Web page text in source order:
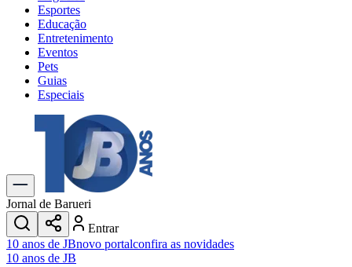
Esportes
Educação
Entretenimento
Eventos
Pets
Guias
Especiais
Explore Tudo
Últimas Notícias
Previsão do Tempo
Trânsito e Rotas
Dia a Dia & Lazer
Transportes
Gastronomia
Cinema & Shows
JogosNovo
Jornal de Barueri
Entrar
10 anos de JBnovo portalconfira as novidades
10 anos de JB